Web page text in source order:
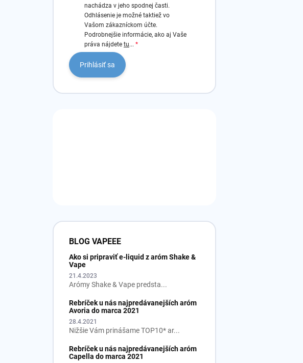
nachádza v jeho spodnej časti.
Odhlásenie je možné taktiež vo
Vašom zákazníckom účte.
Podrobnejšie informácie, ako aj Vaše
práva nájdete tu...
Prihlásiť sa
BLOG VAPEEE
Ako si pripraviť e-liquid z aróm Shake &
Vape
21.4.2023
Arómy Shake & Vape predsta...
Rebríček u nás najpredávanejších aróm
Avoria do marca 2021
28.4.2021
Nižšie Vám prinášame TOP10* ar...
Rebríček u nás najpredávanejších aróm
Capella do marca 2021